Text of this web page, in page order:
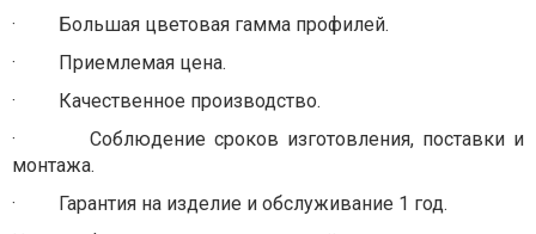
·
Большая цветовая гамма профилей.
·
Приемлемая цена.
·
Качественное производство.
·Соблюдение сроков изготовления, поставки и
монтажа.
·
Гарантия на изделие и обслуживание 1 год.